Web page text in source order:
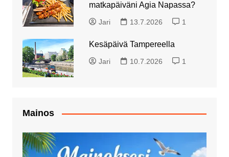
matkapäiväni Agia Napassa?
Jari 13.7.2026 1
Kesäpäivä Tampereella
Jari 10.7.2026 1
Mainos